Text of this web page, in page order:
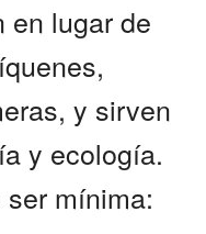
en lugar de
y sirven
y ecología.
mínima: